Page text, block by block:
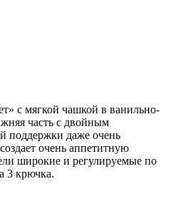
с мягкой чашкой в ванильно-
часть с двойным
поддержки даже очень
очень аппетитную
широкие и регулируемые по
3 крючка.